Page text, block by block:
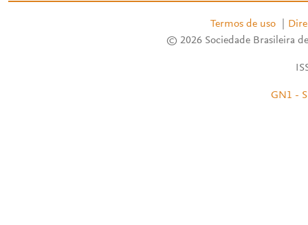
Termos de uso
© 2026 Sociedade Brasileira
GN1 -